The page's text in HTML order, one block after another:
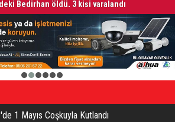
2 3 4 5 6
1 Mayıs Coşkuyla Kutlandı